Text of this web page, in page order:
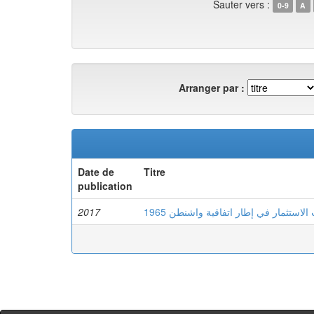
Sauter vers : 0-9 A
Arranger par :
Date de
publication
Titre
2017 في إطار اتفاقية واشنطن 1965